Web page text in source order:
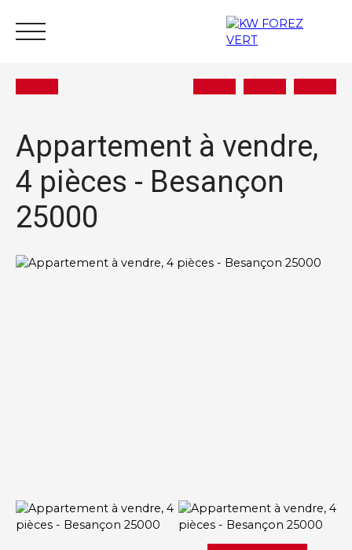
Acheter Vendre Estimer Louer
Appartement à vendre,
4 pièces - Besançon
25000